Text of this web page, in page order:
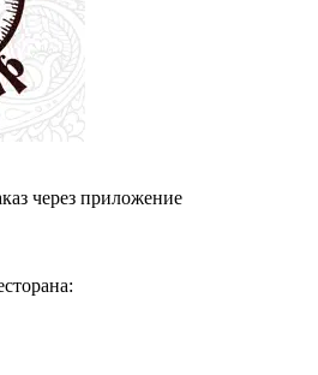
через приложение